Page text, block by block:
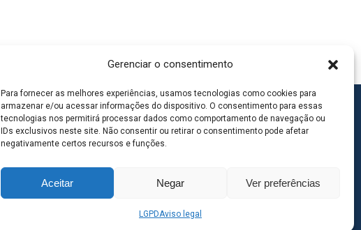
Gerenciar o consentimento
Para fornecer as melhores experiências, usamos tecnologias como cookies para
armazenar e/ou acessar informações do dispositivo. O consentimento para essas
tecnologias nos permitirá processar dados como comportamento de navegação ou
IDs exclusivos neste site. Não consentir ou retirar o consentimento pode afetar
negativamente certos recursos e funções.
Aceitar Negar Ver preferências
LGPDAviso legal